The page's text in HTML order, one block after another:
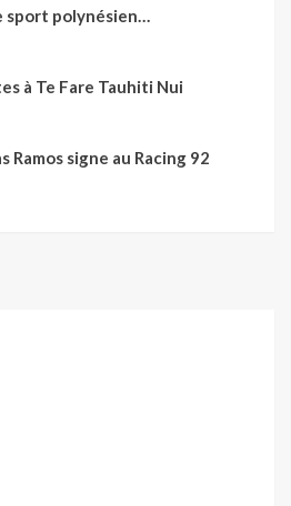
sport polynésien…
à Te Fare Tauhiti Nui
Ramos signe au Racing 92